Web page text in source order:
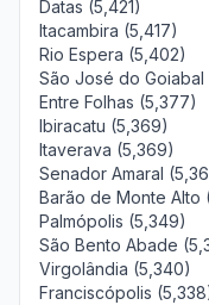
Datas (5,421)
Itacambira (5,417)
Rio Espera (5,402)
São José do Goiabal
Entre Folhas (5,377)
Ibiracatu (5,369)
Itaverava (5,369)
Senador Amaral
Barão de Monte Alto
Palmópolis (5,349)
São Bento Abade
Virgolândia (5,340)
Franciscópolis